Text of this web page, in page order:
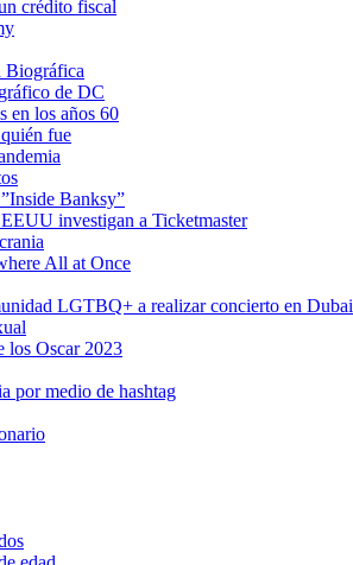
crédito fiscal
Biográfica
de DC
en los años 60
fue
Banksy”
investigan a Ticketmaster
All at Once
LGTBQ+ a realizar concierto en Dubai
los Oscar 2023
por medio de hashtag